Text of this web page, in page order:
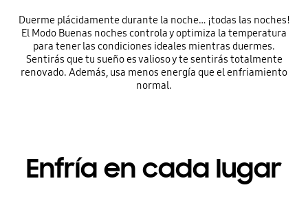
Duerme plácidamente durante la noche… ¡todas las noches!
El Modo Buenas noches controla y optimiza la temperatura
para tener las condiciones ideales mientras duermes.
Sentirás que tu sueño es valioso y te sentirás totalmente
renovado. Además, usa menos energía que el enfriamiento
normal.
Enfría en cada lugar